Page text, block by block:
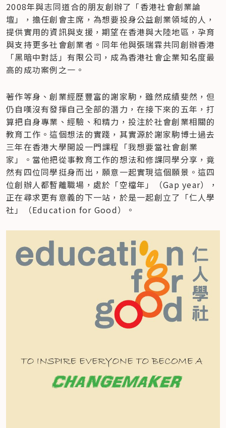
2008年與志同道合的朋友創辦了「香港社會創業論
壇」，擔任創會主席，為想要投身公益創業領域的人，
提供實用的資訊與支援，期望在香港與大陸地區，孕育
與支持更多社會創業者。同年他與張瑞霖共同創辦香港
「黑暗中對話」有限公司，成為香港社會企業知名度最
高的成功案例之一。
著作等身、創業經歷豐富的謝家駒，雖然成績斐然，但
仍自嘆沒有發揮自己全部的潛力，在接下來的五年，打
算把自身專業、經驗、和精力，投注於社會創業相關的
教育工作。這個想法的實踐，其實源於謝家駒博士過去
三年在香港大學開設一門課程「我想要當社會創業
家」。當他把從事教育工作的想法和修課同學分享，竟
然有四位同學挺身而出，願意一起實現這個願景。這四
位創辦人都暫離職場，處於「空檔年」（Gap year），
正在尋求更有意義的下一站，於是一起創立了「仁人學
社」（Education for Good）。